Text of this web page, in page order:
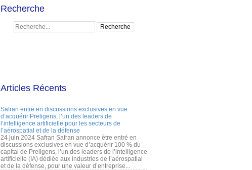
Recherche
Articles Récents
Safran entre en discussions exclusives en vue
d’acquérir Preligens, l’un des leaders de
l’intelligence artificielle pour les secteurs de
l’aérospatial et de la défense
24 juin 2024 Safran Safran annonce être entré en
discussions exclusives en vue d’acquérir 100 % du
capital de Preligens, l’un des leaders de l’intelligence
artificielle (IA) dédiée aux industries de l’aérospatial
et de la défense, pour une valeur d’entreprise...